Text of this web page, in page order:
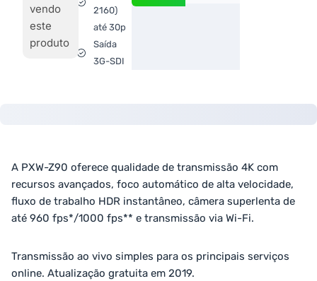
2160)
até 30p
Saída
3G-SDI
vendo
este
produto
A PXW-Z90 oferece qualidade de transmissão 4K com
recursos avançados, foco automático de alta velocidade,
fluxo de trabalho HDR instantâneo, câmera superlenta de
até 960 fps*/1000 fps** e transmissão via Wi-Fi.
Transmissão ao vivo simples para os principais serviços
online. Atualização gratuita em 2019.